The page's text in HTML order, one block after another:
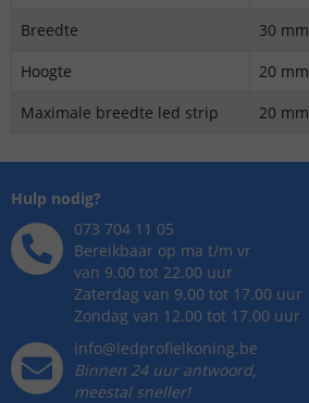
Breedte
30 mm
Hoogte
20 mm
Maximale breedte led strip
20 mm
Hulp nodig?
073 704 11 05
Bereikbaar op ma t/m vr
van 9.00 tot 22.00 uur
Zaterdag van 9.00 tot 17.00 uur
Zondag van 12.00 tot 17.00 uur
info@ledprofielkoning.be
Binnen 24 uur antwoord,
meestal sneller!